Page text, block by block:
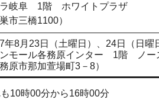
岐阜 1階 ホワイトプラザ
巣市三橋1100）
年8月23日（土曜日）、24日（日曜
モール各務原インター 1階 ノー
務原市那加萱場町3－8）
10時00分から16時00分